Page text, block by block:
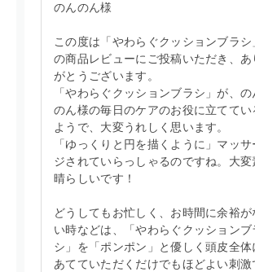
のんのん様
この度は「やわらぐクッションブラシ
の商品レビューにご投稿いただき、あ
がとうございます。
「やわらぐクッションブラシ」が、の
のん様の毎日のケアのお役に立ててい
ようで、大変うれしく思います。
「ゆっくりと円を描くように」マッサ
ジされていらっしゃるのですね。大変
晴らしいです！
どうしてもお忙しく、お時間に余裕が
い時などは、「やわらぐクッションブ
シ」を「ポンポン」と優しく頭皮全体
あてていただくだけでもほどよい刺激